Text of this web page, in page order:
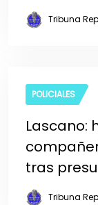
Tribuna
POLICIALES
Lascano:
tras
Tribuna